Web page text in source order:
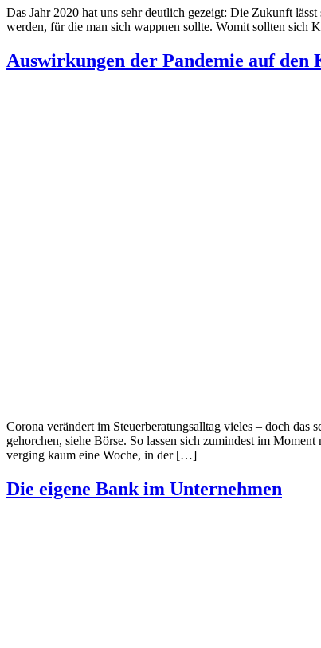
Das Jahr 2020 hat uns sehr deutlich gezeigt: Die Zukunft
werden, für die man sich wappnen sollte. Womit sollten
Auswirkungen der Pandemie auf
Corona verändert im Steuerberatungsalltag vieles – doch das
gehorchen, siehe Börse. So lassen sich zumindest im
verging kaum eine Woche, in der […]
Die eigene Bank im Unternehmen